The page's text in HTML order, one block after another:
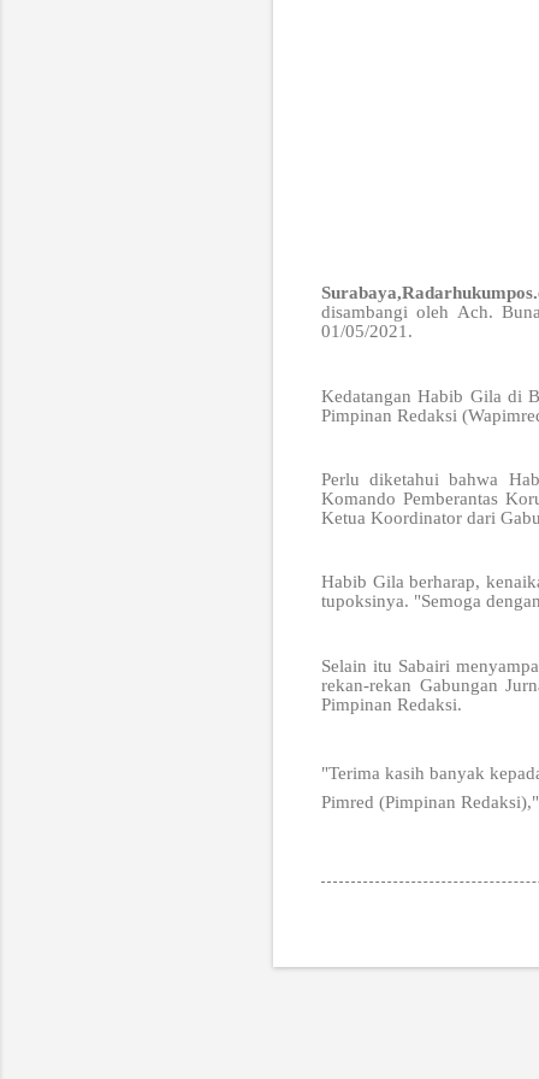
disambangi oleh Ach.
01/05/2021.
Kedatangan Habib Gila di
Pimpinan Redaksi
Perlu diketahui bahwa
Komando Pemberantas
Ketua Koordinator dari
Habib Gila berharap,
tupoksinya. "Semoga
Selain itu Sabairi
rekan-rekan Gabungan
Pimpinan Redaksi.
"Terima kasih banyak
Pimred (Pimpinan